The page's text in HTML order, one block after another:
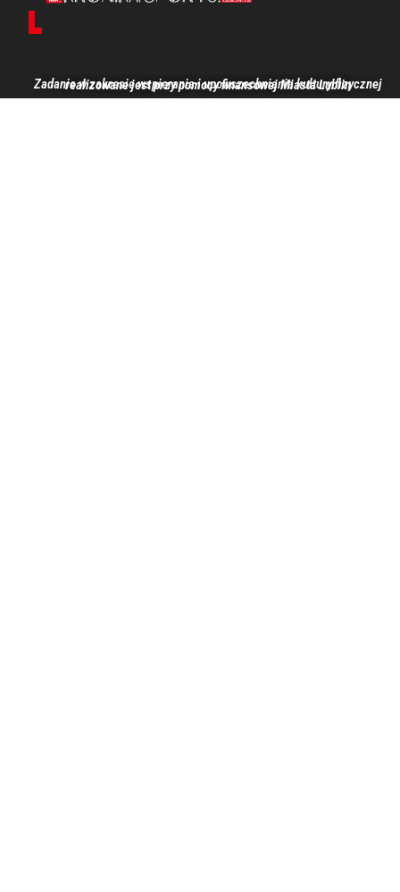
Zadanie w zakresie wspierania i upowszechniania kultury fizycznej realizowane jest przy pomocy finansowej Miasta Lublin